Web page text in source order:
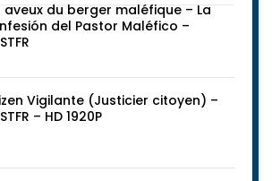
aveux du berger maléfique – La
del Pastor Maléfico –
Vigilante (Justicier citoyen) –
– HD 1920P